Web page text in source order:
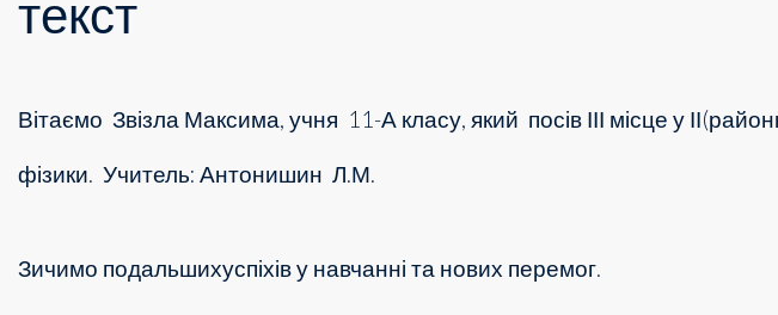
Вітаємо Звізла Максима, учня 11-А класу, який посів ІІІ місце у
фізики. Учитель: Антонишин Л.М.
Зичимо подальшихуспіхів у навчанні та нових перемог.